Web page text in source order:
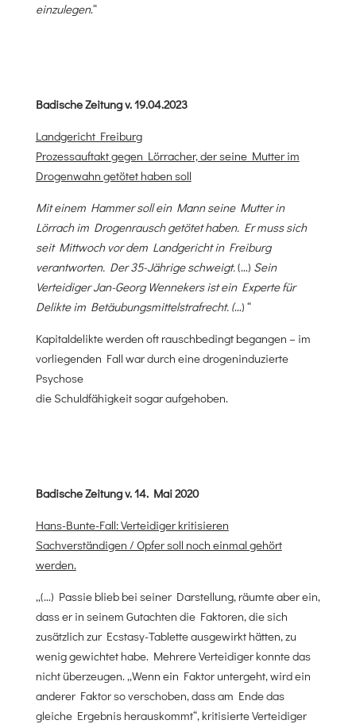
einzulegen.“
Badische Zeitung v. 19.04.2023
Landgericht Freiburg
Prozessauftakt gegen Lörracher, der seine Mutter im
Drogenwahn getötet haben soll
Mit einem Hammer soll ein Mann seine Mutter in
Lörrach im Drogenrausch getötet haben. Er muss sich
seit Mittwoch vor dem Landgericht in Freiburg
verantworten. Der 35-Jährige schweigt.(…) Sein
Verteidiger Jan-Georg Wennekers ist ein Experte für
Delikte im Betäubungsmittelstrafrecht. (…) “
Kapitaldelikte werden oft rauschbedingt begangen – im
vorliegenden Fall war durch eine drogeninduzierte
Psychose
die Schuldfähigkeit sogar aufgehoben.
Badische Zeitung v. 14. Mai 2020
Hans-Bunte-Fall: Verteidiger kritisieren
Sachverständigen / Opfer soll noch einmal gehört
werden.
„(…) Passie blieb bei seiner Darstellung, räumte aber ein,
dass er in seinem Gutachten die Faktoren, die sich
zusätzlich zur Ecstasy-Tablette ausgewirkt hätten, zu
wenig gewichtet habe. Mehrere Verteidiger konnte das
nicht überzeugen. „Wenn ein Faktor untergeht, wird ein
anderer Faktor so verschoben, dass am Ende das
gleiche Ergebnis herauskommt“, kritisierte Verteidiger